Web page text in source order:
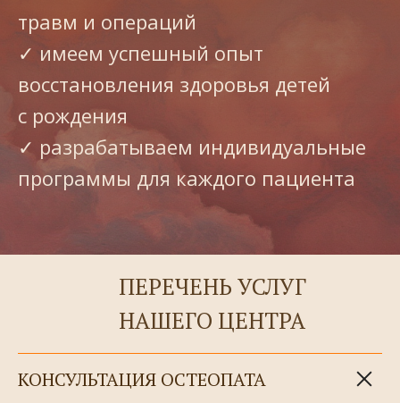
травм и операций
✓ имеем успешный опыт
восстановления здоровья детей
с рождения
✓ разрабатываем индивидуальные
программы для каждого пациента
ПЕРЕЧЕНЬ УСЛУГ
НАШЕГО ЦЕНТРА
КОНСУЛЬТАЦИЯ ОСТЕОПАТА